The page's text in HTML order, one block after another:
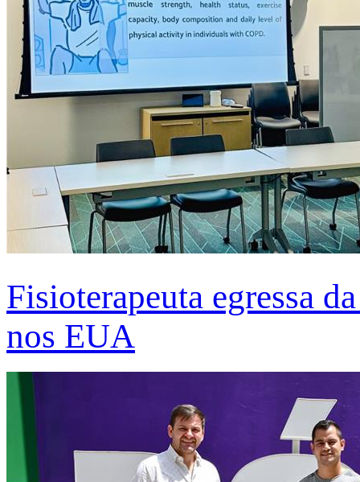
Fisioterapeuta egressa
nos EUA